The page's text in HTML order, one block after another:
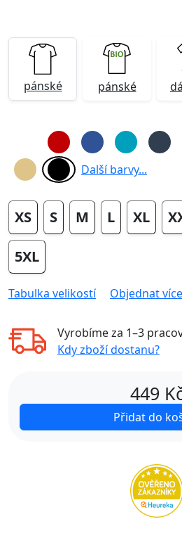
pánské pánské
Další barvy...
XS S M L XL
5XL
Tabulka velikostí Objednat
Vyrobíme za 1–3
Kdy zboží dostanu?
449
Přidat do